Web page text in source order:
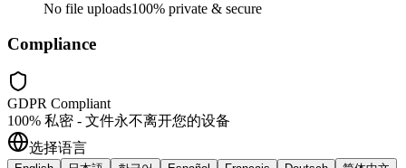
No file uploads100% private & secure
Compliance
GDPR Compliant
100% 私密 - 文件永不离开您的设备
选择语言